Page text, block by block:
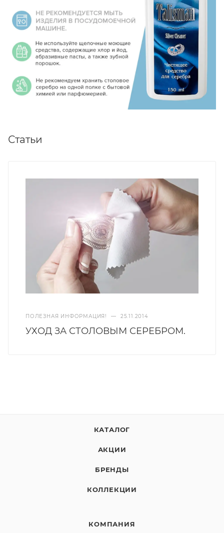
Статьи
ПОЛЕЗНАЯ ИНФОРМАЦИЯ! — 25.11.2014
УХОД ЗА СТОЛОВЫМ СЕРЕБРОМ.
КАТАЛОГ
АКЦИИ
БРЕНДЫ
КОЛЛЕКЦИИ
КОМПАНИЯ